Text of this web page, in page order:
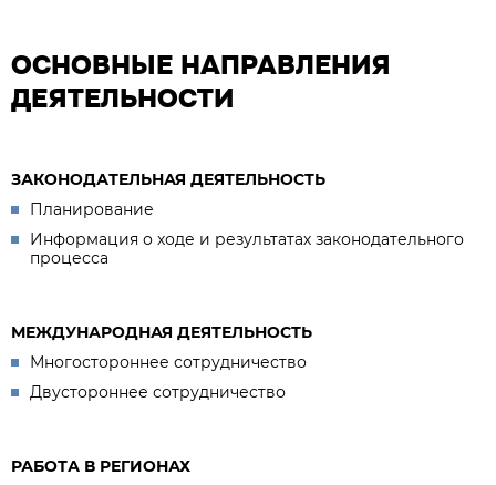
ОСНОВНЫЕ НАПРАВЛЕНИЯ
ДЕЯТЕЛЬНОСТИ
ЗАКОНОДАТЕЛЬНАЯ ДЕЯТЕЛЬНОСТЬ
Планирование
Информация о ходе и результатах законодательного
процесса
МЕЖДУНАРОДНАЯ ДЕЯТЕЛЬНОСТЬ
Многостороннее сотрудничество
Двустороннее сотрудничество
РАБОТА В РЕГИОНАХ